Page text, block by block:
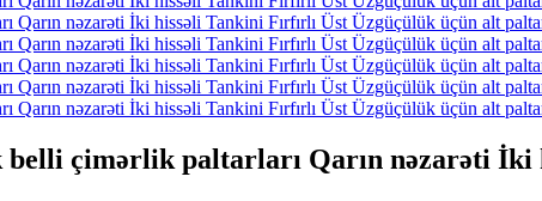
çimərlik paltarları Qarın nəzarəti İki